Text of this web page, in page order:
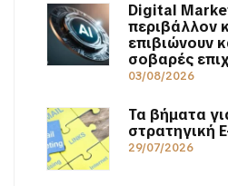
Digital
περιβάλλον
επιβιώνουν
σοβαρές
03/08/2026
Τα βήματα
στρατηγική
29/07/2026